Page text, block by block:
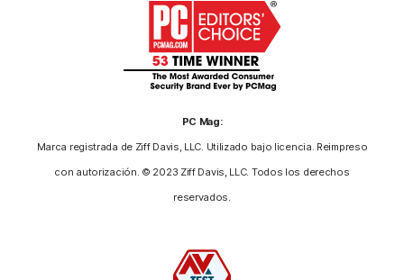
PC Mag:
Marca registrada de Ziff Davis, LLC. Utilizado bajo licencia. Reimpreso
con autorización. © 2023 Ziff Davis, LLC. Todos los derechos
reservados.